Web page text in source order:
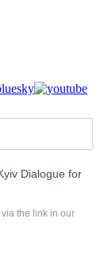
Dialogue for
the link in our